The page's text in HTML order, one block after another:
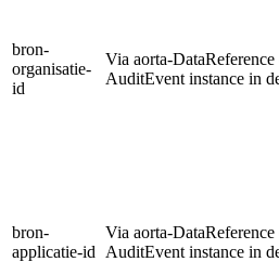
bron-
organisatie-
id
Via aorta-
AuditEvent instance in
bron-
applicatie-id
Via aorta-
AuditEvent instance in